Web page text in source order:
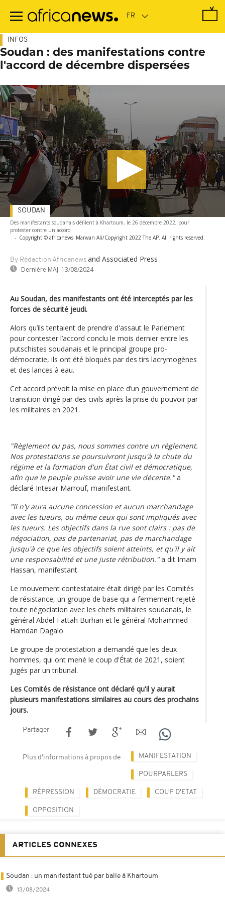
contenu
INFOS
Soudan : des manifestations contre
l'accord de décembre dispersées
Des manifestants soudanais défilent à Khartoum, le 26 décembre 2022, pour
protester contre un accord
- Copyright © africanews Marwan Ali/Copyright 2022 The AP. All rights reserved.
By Rédaction Africanews and Associated Press
Dernière MAJ: 13/08/2024
SOUDAN
Au Soudan, des manifestants ont été interceptés par les
forces de sécurité jeudi.
Alors qu’ils tentaient de prendre d'assaut le Parlement
pour contester l’accord conclu le mois dernier entre les
putschistes soudanais et le principal groupe pro-
démocratie, ils ont été bloqués par des tirs lacrymogènes
et des lances à eau.
Cet accord prévoit la mise en place d’un gouvernement de
transition dirigé par des civils après la prise du pouvoir par
les militaires en 2021.
"Règlement ou pas, nous sommes contre un règlement.
Nos protestations se poursuivront jusqu'à la chute du
régime et la formation d'un État civil et démocratique,
afin que le peuple puisse avoir une vie décente."a
déclaré Intesar Marrouf, manifestant.
"Il n'y aura aucune concession et aucun marchandage
avec les tueurs, ou même ceux qui sont impliqués avec
les tueurs. Les objectifs dans la rue sont clairs : pas de
négociation, pas de partenariat, pas de marchandage
jusqu'à ce que les objectifs soient atteints, et qu'il y ait
une responsabilité et une juste rétribution."a dit Imam
Hassan, manifestant.
Le mouvement contestataire était dirigé par les Comités
de résistance, un groupe de base qui a fermement rejeté
toute négociation avec les chefs militaires soudanais, le
général Abdel-Fattah Burhan et le général Mohammed
Hamdan Dagalo.
Le groupe de protestation a demandé que les deux
hommes, qui ont mené le coup d'État de 2021, soient
jugés par un tribunal.
Les Comités de résistance ont déclaré qu'il y aurait
plusieurs manifestations similaires au cours des prochains
jours.
Partager
Plus d'informations à propos de MANIFESTATION
POURPARLERS
RÉPRESSION DÉMOCRATIE COUP D'ETAT
OPPOSITION
ARTICLES CONNEXES
Soudan : un manifestant tué par balle à Khartoum
13/08/2024